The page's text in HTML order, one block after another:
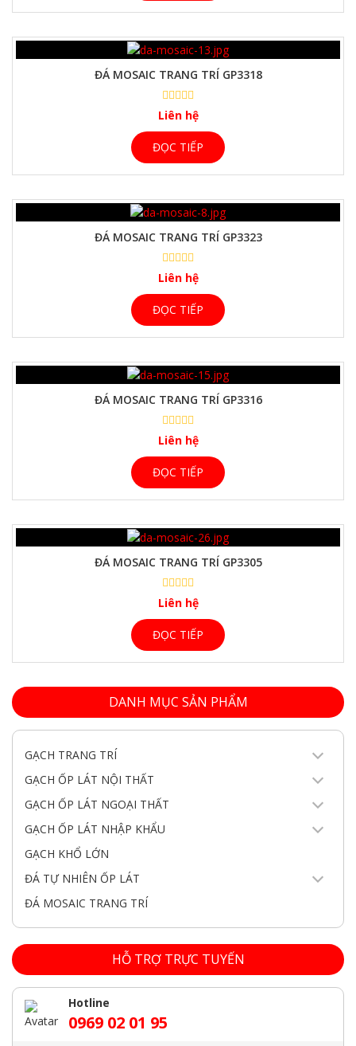
ĐÁ MOSAIC TRANG TRÍ GP3318
Liên hệ
ĐỌC TIẾP
ĐÁ MOSAIC TRANG TRÍ GP3323
Liên hệ
ĐỌC TIẾP
ĐÁ MOSAIC TRANG TRÍ GP3316
Liên hệ
ĐỌC TIẾP
ĐÁ MOSAIC TRANG TRÍ GP3305
Liên hệ
ĐỌC TIẾP
DANH MỤC SẢN PHẨM
GẠCH TRANG TRÍ
GẠCH ỐP LÁT NỘI THẤT
GẠCH ỐP LÁT NGOẠI THẤT
GẠCH ỐP LÁT NHẬP KHẨU
GẠCH KHỔ LỚN
ĐÁ TỰ NHIÊN ỐP LÁT
ĐÁ MOSAIC TRANG TRÍ
HỖ TRỢ TRỰC TUYẾN
Hotline
0969 02 01 95